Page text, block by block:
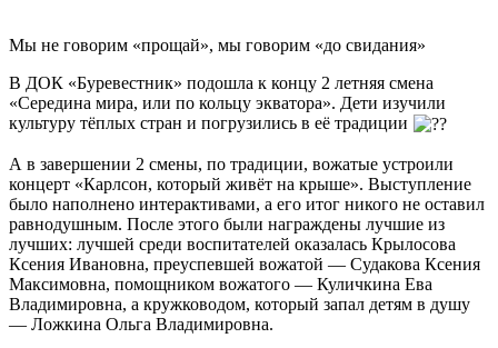
Мы не говорим «прощай», мы говорим «до свидания»
В ДОК «Буревестник» подошла к концу 2 летняя смена
«Середина мира, или по кольцу экватора». Дети изучили
культуру тёплых стран и погрузились в её традиции
А в завершении 2 смены, по традиции, вожатые устроили
концерт «Карлсон, который живёт на крыше». Выступление
было наполнено интерактивами, а его итог никого не оставил
равнодушным. После этого были награждены лучшие из
лучших: лучшей среди воспитателей оказалась Крылосова
Ксения Ивановна, преуспевшей вожатой — Судакова Ксения
Максимовна, помощником вожатого — Куличкина Ева
Владимировна, а кружководом, который запал детям в душу
— Ложкина Ольга Владимировна.